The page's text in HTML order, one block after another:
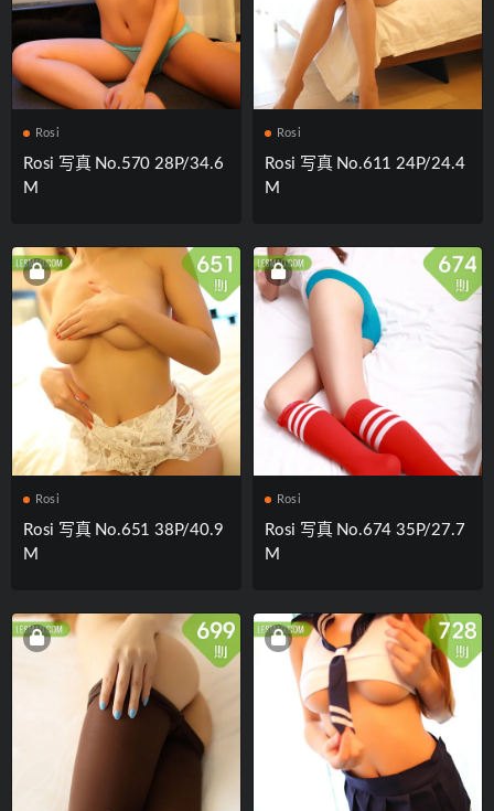
Rosi
Rosi 写真 No.570 28P/34.6
M
Rosi
Rosi 写真 No.611 24P/24.4
M
Rosi
Rosi 写真 No.651 38P/40.9
M
Rosi
Rosi 写真 No.674 35P/27.7
M